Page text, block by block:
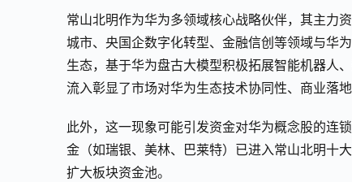
常山北明作为华为多领域核心战略伙伴，其主力
城市、央国企数字化转型、金融信创等领域与华
生态，基于华为盘古大模型积极拓展智能机器人
流入彰显了市场对华为生态技术协同性、商业落
此外，这一现象可能引发资金对华为概念股的连
金（如瑞银、美林、巴莱特）已进入常山北明十
扩大板块资金池。